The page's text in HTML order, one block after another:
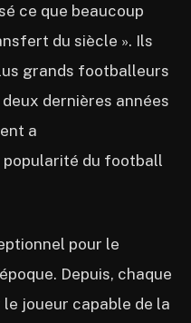
ce que beaucoup
du siècle ». Ils
grands footballeurs
dernières années
a
du football
pour le
Depuis, chaque
joueur capable de la